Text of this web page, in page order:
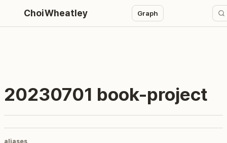
ChoiWheatley Graph
20230701 book-project
aliases